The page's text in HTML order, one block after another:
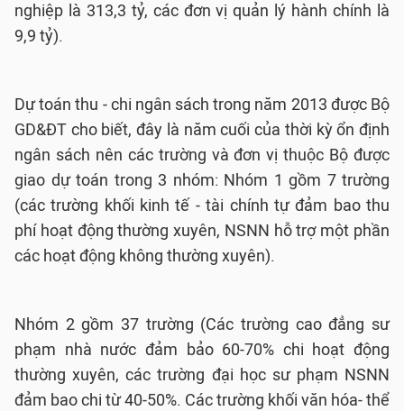
nghiệp là 313,3 tỷ, các đơn vị quản lý hành chính là
9,9 tỷ).
Dự toán thu - chi ngân sách trong năm 2013 được Bộ
GD&ĐT cho biết, đây là năm cuối của thời kỳ ổn định
ngân sách nên các trường và đơn vị thuộc Bộ được
giao dự toán trong 3 nhóm: Nhóm 1 gồm 7 trường
(các trường khối kinh tế - tài chính tự đảm bao thu
phí hoạt động thường xuyên, NSNN hỗ trợ một phần
các hoạt động không thường xuyên).
Nhóm 2 gồm 37 trường (Các trường cao đẳng sư
phạm nhà nước đảm bảo 60-70% chi hoạt động
thường xuyên, các trường đại học sư phạm NSNN
đảm bao chi từ 40-50%. Các trường khối văn hóa- thể